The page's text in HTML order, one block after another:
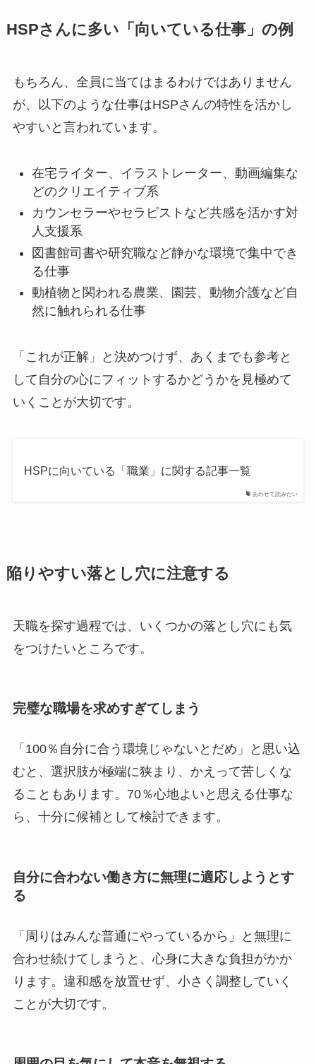
HSPさんに多い「向いている仕事」の例
もちろん、全員に当てはまるわけではありません
が、以下のような仕事はHSPさんの特性を活かし
やすいと言われています。
在宅ライター、イラストレーター、動画編集な
どのクリエイティブ系
カウンセラーやセラピストなど共感を活かす対
人支援系
図書館司書や研究職など静かな環境で集中でき
る仕事
動植物と関われる農業、園芸、動物介護など自
然に触れられる仕事
「これが正解」と決めつけず、あくまでも参考と
して自分の心にフィットするかどうかを見極めて
いくことが大切です。
あわせて読みたい
HSPに向いている「職業」に関する記事一覧
陥りやすい落とし穴に注意する
天職を探す過程では、いくつかの落とし穴にも気
をつけたいところです。
完璧な職場を求めすぎてしまう
「100％自分に合う環境じゃないとだめ」と思い込
むと、選択肢が極端に狭まり、かえって苦しくな
ることもあります。70％心地よいと思える仕事な
ら、十分に候補として検討できます。
自分に合わない働き方に無理に適応しようとす
る
「周りはみんな普通にやっているから」と無理に
合わせ続けてしまうと、心身に大きな負担がかか
ります。違和感を放置せず、小さく調整していく
ことが大切です。